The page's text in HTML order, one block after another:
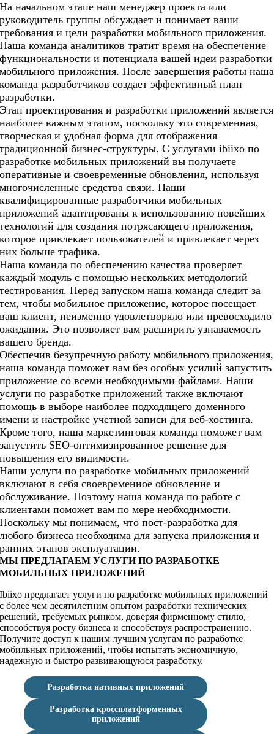
На начальном этапе наш менеджер проекта или
руководитель группы обсуждает и понимает ваши
требования и цели разработки мобильного приложения.
Наша команда аналитиков тратит время на обеспечение
функциональности и потенциала вашей идеи разработки
мобильного приложения. После завершения работы наша
команда разработчиков создает эффективный план
разработки.
Этап проектирования и разработки приложений является
наиболее важным этапом, поскольку это современная,
творческая и удобная форма для отображения
традиционной бизнес-структуры. С услугами ibiixo по
разработке мобильных приложений вы получаете
оперативные и своевременные обновления, используя
многочисленные средства связи. Наши
квалифицированные разработчики мобильных
приложений адаптированы к использованию новейших
технологий для создания потрясающего приложения,
которое привлекает пользователей и привлекает через
них больше трафика.
Наша команда по обеспечению качества проверяет
каждый модуль с помощью нескольких методологий
тестирования. Перед запуском наша команда следит за
тем, чтобы мобильное приложение, которое посещает
ваш клиент, неизменно удовлетворяло или превосходило
ожидания. Это позволяет вам расширить узнаваемость
вашего бренда.
Обеспечив безупречную работу мобильного приложения,
наша команда поможет вам без особых усилий запустить
приложение со всеми необходимыми файлами. Наши
услуги по разработке приложений также включают
помощь в выборе наиболее подходящего доменного
имени и настройке учетной записи для веб-хостинга.
Кроме того, наша маркетинговая команда поможет вам
запустить SEO-оптимизированное решение для
повышения его видимости.
Наши услуги по разработке мобильных приложений
включают в себя своевременное обновление и
обслуживание. Поэтому наша команда по работе с
клиентами поможет вам по мере необходимости.
Поскольку мы понимаем, что пост-разработка для
любого бизнеса необходима для запуска приложения и
ранних этапов эксплуатации.
МЫ ПРЕДЛАГАЕМ УСЛУГИ ПО РАЗРАБОТКЕ
МОБИЛЬНЫХ ПРИЛОЖЕНИЙ
Ibiixo предлагает услуги по разработке мобильных приложений
с более чем десятилетним опытом разработки технических
решений, требуемых рынком, доверяя фирменному стилю,
способствуя росту бизнеса и способствуя распространению.
Получите доступ к нашим лучшим услугам по разработке
мобильных приложений, чтобы испытать экономичную,
надежную и быстро развивающуюся разработку.
Разработка нативных приложений
Разработка кроссплатформенных
приложений